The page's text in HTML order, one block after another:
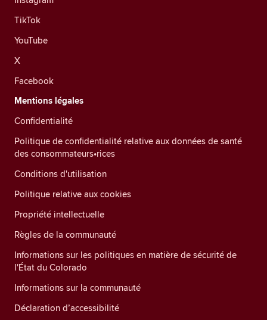
TikTok
YouTube
X
Facebook
Mentions légales
Confidentialité
Politique de confidentialité relative aux données de santé
des consommateurs•rices
Conditions d'utilisation
Politique relative aux cookies
Propriété intellectuelle
Règles de la communauté
Informations sur les politiques en matière de sécurité de
l'État du Colorado
Informations sur la communauté
Déclaration d’accessibilité